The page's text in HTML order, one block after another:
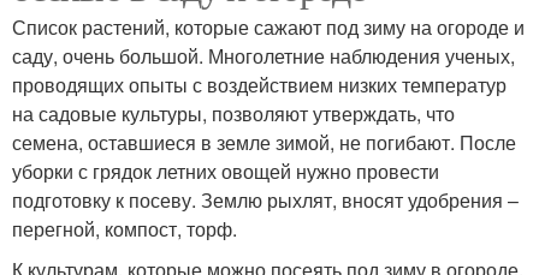
Список растений, которые сажают под зиму на огороде и
саду, очень большой. Многолетние наблюдения ученых,
проводящих опыты с воздействием низких температур
на садовые культуры, позволяют утверждать, что
семена, оставшиеся в земле зимой, не погибают. После
уборки с грядок летних овощей нужно провести
подготовку к посеву. Землю рыхлят, вносят удобрения –
перегной, компост, торф.